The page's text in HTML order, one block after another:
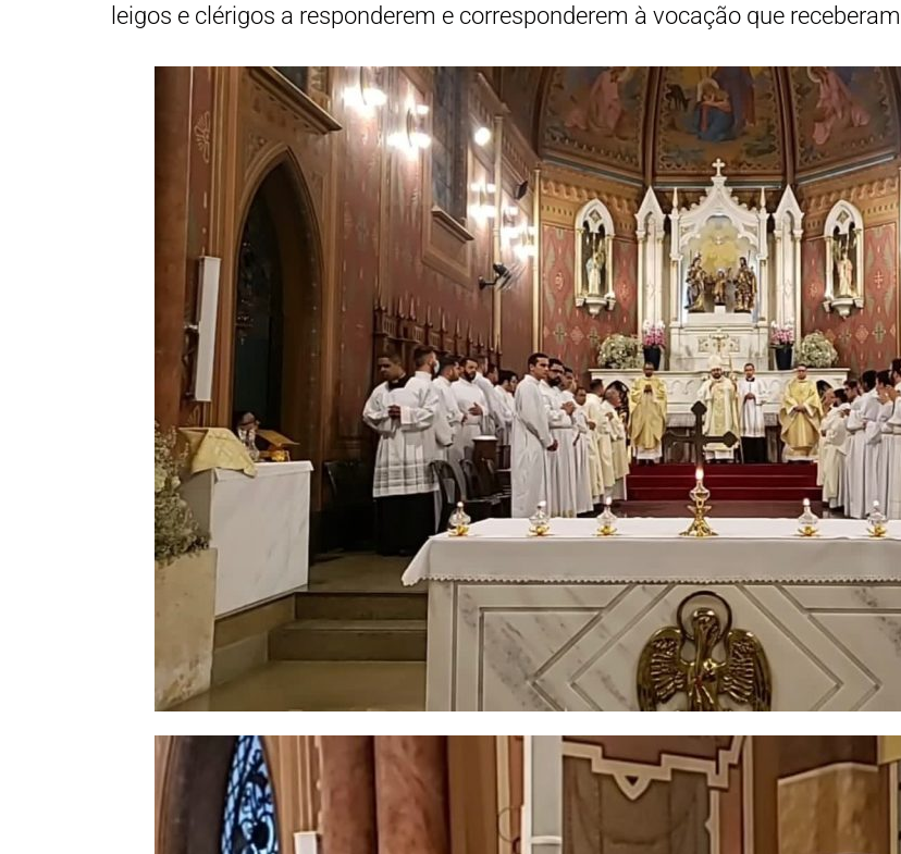
leigos e clérigos a responderem e corresponderem à vocação que